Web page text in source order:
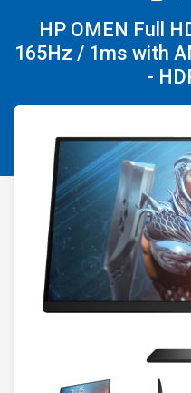
HP OMEN Full
165Hz / 1ms with
-